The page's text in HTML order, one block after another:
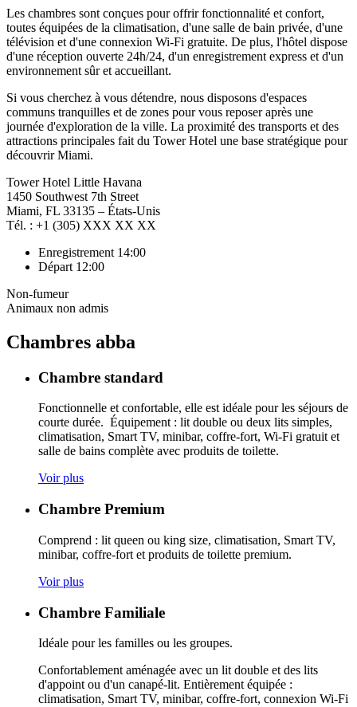
Les chambres sont conçues pour offrir fonctionnalité et confort,
toutes équipées de la climatisation, d'une salle de bain privée, d'une
télévision et d'une connexion Wi-Fi gratuite. De plus, l'hôtel dispose
d'une réception ouverte 24h/24, d'un enregistrement express et d'un
environnement sûr et accueillant.
Si vous cherchez à vous détendre, nous disposons d'espaces
communs tranquilles et de zones pour vous reposer après une
journée d'exploration de la ville. La proximité des transports et des
attractions principales fait du Tower Hotel une base stratégique pour
découvrir Miami.
Tower Hotel Little Havana
1450 Southwest 7th Street
Miami, FL 33135 – États-Unis
Tél. : +1 (305) XXX XX XX
Enregistrement 14:00
Départ 12:00
Non-fumeur
Animaux non admis
Chambres abba
Chambre standard
Fonctionnelle et confortable, elle est idéale pour les séjours de
courte durée. Équipement : lit double ou deux lits simples,
climatisation, Smart TV, minibar, coffre-fort, Wi-Fi gratuit et
salle de bains complète avec produits de toilette.
Voir plus
Chambre Premium
Comprend : lit queen ou king size, climatisation, Smart TV,
minibar, coffre-fort et produits de toilette premium.
Voir plus
Chambre Familiale
Idéale pour les familles ou les groupes.
Confortablement aménagée avec un lit double et des lits
d'appoint ou d'un canapé-lit. Entièrement équipée :
climatisation, Smart TV, minibar, coffre-fort, connexion Wi-Fi